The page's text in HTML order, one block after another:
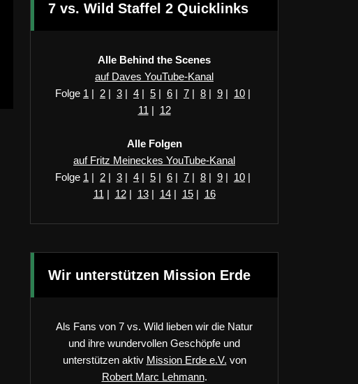
7 vs. Wild Staffel 2 Quicklinks
Alle Behind the Scenes
auf Daves YouTube-Kanal
Folge 1 | 2 | 3 | 4 | 5 | 6 | 7 | 8 | 9 | 10 |
11 | 12
Alle Folgen
auf Fritz Meineckes YouTube-Kanal
Folge 1 | 2 | 3 | 4 | 5 | 6 | 7 | 8 | 9 | 10 |
11 | 12| 13| 14| 15| 16
Wir unterstützen Mission Erde
Als Fans von 7 vs. Wild lieben wir die Natur
und ihre wundervollen Geschöpfe und
unterstützen aktiv Mission Erde e.V. von
Robert Marc Lehmann.